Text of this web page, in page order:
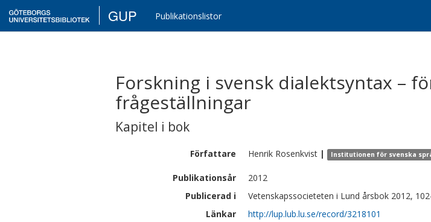
GUP Publikationslistor
Forskning i svensk dialektsyntax –
frågeställningar
Kapitel i bok
Författare Henrik Rosenkvist | Institutionen för svenska
Publikationsår
2012
Publicerad i
Vetenskapssocieteten i Lund årsbok 2012,
Länkar
http://lup.lub.lu.se/record/3218101